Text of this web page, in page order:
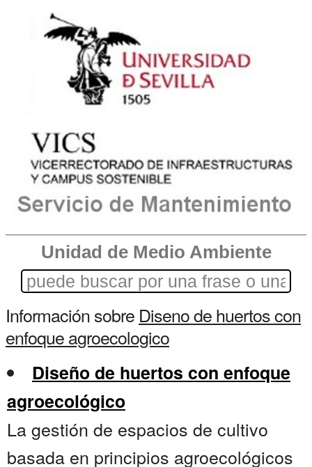
Unidad de Medio Ambiente
Información sobre Diseno de huertos con
enfoque agroecologico
Diseño de huertos con enfoque
agroecológico
La gestión de espacios de cultivo
basada en principios agroecológicos